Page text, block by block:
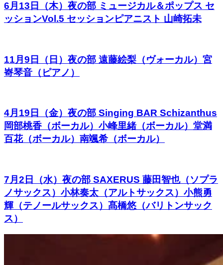
6月13日（木）夜の部 ミュージカル＆ポップス セ
ッションVol.5 セッションピアニスト 山崎拓未
11月9日（日）夜の部 遠藤絵梨（ヴォーカル）宮
㟢琴音（ピアノ）
4月19日（金）夜の部 Singing BAR Schizanthus
岡部桃香（ボーカル）小峰里緒（ボーカル）堂満
百花（ボーカル）南颯希（ボーカル）
7月2日（水）夜の部 SAXERUS 藤田智也（ソプラ
ノサックス）小林奏太（アルトサックス）小熊勇
輝（テノールサックス）髙橋悠（バリトンサック
ス）